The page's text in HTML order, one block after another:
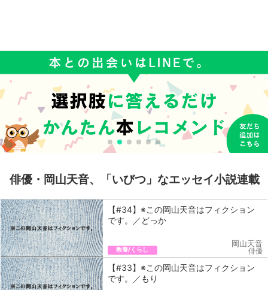
俳優・岡山天音、「いびつ」なエッセイ小説連載
【#34】※この岡山天音はフィクション
です。／どっか
教養/くらし
岡山天音
俳優
【#33】※この岡山天音はフィクション
です。／もり